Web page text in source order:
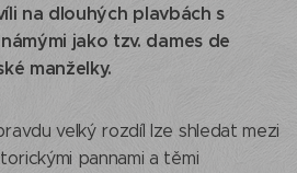
na dlouhých plavbách s
jako tzv. dames de
manželky.
velký rozdíl lze shledat mezi
pannami a těmi